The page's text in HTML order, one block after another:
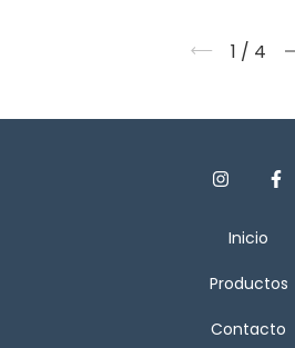
1 / 4
Inicio
Productos
Contacto